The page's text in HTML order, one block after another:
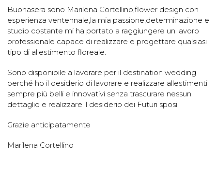
Buonasera sono Marilena Cortellino,flower design con
esperienza ventennale,la mia passione,determinazione e
studio costante mi ha portato a raggiungere un lavoro
professionale capace di realizzare e progettare qualsiasi
tipo di allestimento floreale.
Sono disponibile a lavorare per il destination wedding
perché ho il desiderio di lavorare e realizzare allestimenti
sempre più belli e innovativi senza trascurare nessun
dettaglio e realizzare il desiderio dei Futuri sposi.
Grazie anticipatamente
Marilena Cortellino